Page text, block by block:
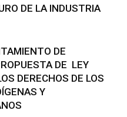
DE LA INDUSTRIA
DE
DE LEY
DERECHOS DE LOS
Y